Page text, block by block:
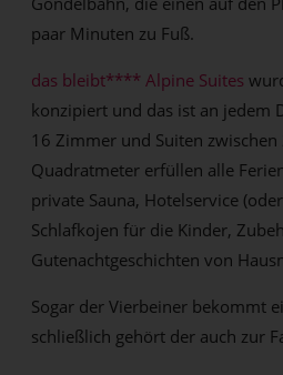
paar Minuten zu Fuß.
das bleibt**** Alpine Suites
konzipiert und das ist an jedem
16 Zimmer und Suiten
Quadratmeter erfüllen alle
private Sauna, Hotelservice
Schlafkojen für die Kinder,
Gutenachtgeschichten von
Sogar der Vierbeiner bekommt
schließlich gehört der auch zur